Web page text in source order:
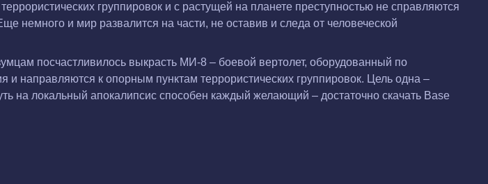
группировок и с растущей на планете преступностью не справляются
немного и мир развалится на части, не оставив и следа от человеческой
посчастливилось выкрасть МИ-8 – боевой вертолет, оборудованный по
направляются к опорным пунктам террористических группировок. Цель одна –
на локальный апокалипсис способен каждый желающий – достаточно скачать Base